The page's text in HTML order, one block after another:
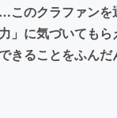
このクラファンを
」に気づいても
きることをふんだ